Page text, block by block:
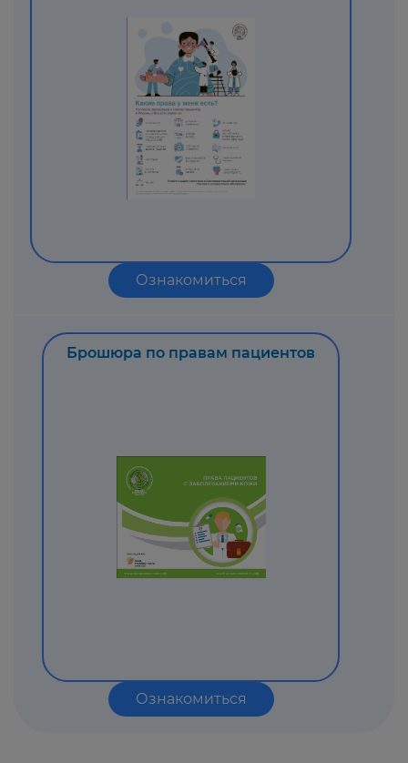
Ознакомиться
Брошюра по правам пациентов
Ознакомиться